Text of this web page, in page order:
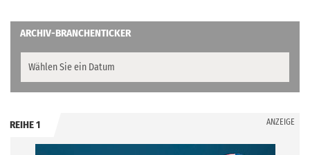
ARCHIV-BRANCHENTICKER
REIHE 1 ANZEIGE